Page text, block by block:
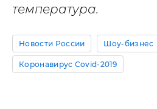
температура.
Новости России Шоу-бизнес
Коронавирус Covid-2019